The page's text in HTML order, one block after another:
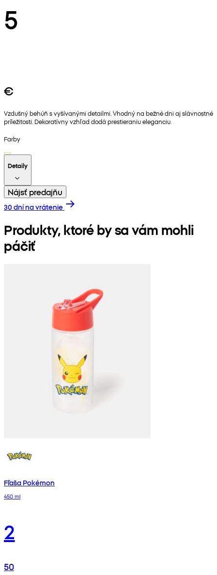
5
€
Vzdušný behúň s vyšívanými detailmi. Vhodný na bežné dni aj slávnostné
príležitosti. Dekoratívny vzhľad dodá prestieraniu eleganciu.
Farby
Detaily
Nájsť predajňu
30 dní na vrátenie
Produkty, ktoré by sa vám mohli
páčiť
Fľaša Pokémon
450 ml
2
50